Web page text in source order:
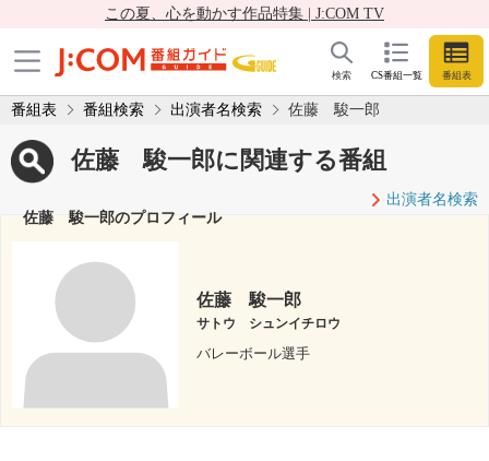
この夏、心を動かす作品特集 | J:COM TV
CS番組一覧 番組表
検索
番組表 番組検索 出演者名検索 佐藤 駿一郎
佐藤 駿一郎に関連する番組
出演者名検索
佐藤 駿一郎のプロフィール
佐藤 駿一郎
サトウ シュンイチロウ
バレーボール選手